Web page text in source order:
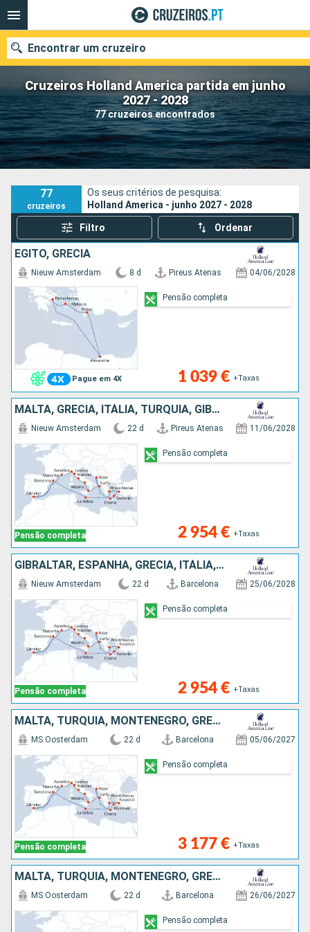
Cruzeiros Holland America partida em junho
2027 - 2028
77 cruzeiros encontrados
Encontrar um cruzeiro
Quando ir?
Data de partida
Portos Companhias
Pesquisar
77
cruzeiros
Os seus critérios de pesquisa:
Holland America - junho 2027 - 2028
Filtro Ordenar
EGITO, GRÉCIA
Pague em 4X
Nieuw Amsterdam 8 d Pireus Atenas 04/06/2028
1 039 € +Taxas
Pensão completa
MALTA, GRÉCIA, ITÁLIA, TURQUIA, GIBRALTAR, ESPANHA, MONTENEGRO, FRANÇA
Pensão completa
Nieuw Amsterdam 22 d Pireus Atenas 11/06/2028
2 954 € +Taxas
Pensão completa
GIBRALTAR, ESPANHA, GRÉCIA, ITÁLIA, FRANÇA, MONTENEGRO, MALTA, TURQUIA
Pensão completa
Nieuw Amsterdam 22 d Barcelona 25/06/2028
2 954 € +Taxas
Pensão completa
MALTA, TURQUIA, MONTENEGRO, GRÉCIA, ITÁLIA, FRANÇA, GIBRALTAR, ESPANHA
Pensão completa
MS Oosterdam 22 d Barcelona 05/06/2027
3 177 € +Taxas
Pensão completa
MALTA, TURQUIA, MONTENEGRO, GRÉCIA, ITÁLIA, FRANÇA, GIBRALTAR, ESPANHA
MS Oosterdam 22 d Barcelona 26/06/2027
Pensão completa